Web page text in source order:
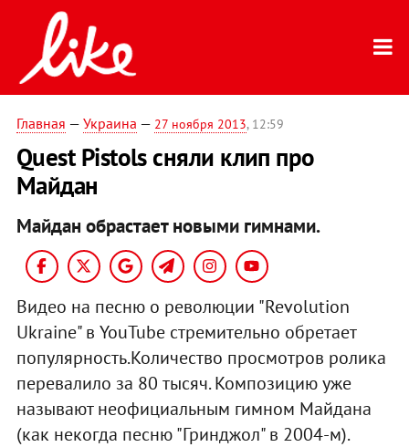
Главная — Украина — 27 ноября 2013, 12:59
Quest Pistols сняли клип про
Майдан
Майдан обрастает новыми гимнами.
Видео на песню о революции "Revolution
Ukraine" в YouTube стремительно обретает
популярность.Количество просмотров ролика
перевалило за 80 тысяч. Композицию уже
называют неофициальным гимном Майдана
(как некогда песню "Гринджол" в 2004-м).